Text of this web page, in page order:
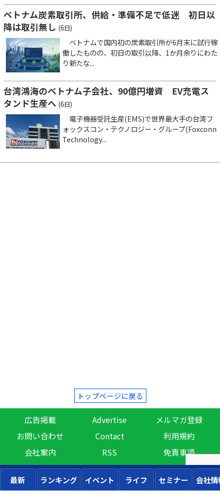
ベトナム炭素取引所、供給・準備不足で低迷 初日以
降は取引無し (6日)
ベトナムで国内初の炭素取引所が6月末に試行稼
働したものの、初日の取引以降、1か月余りにわた
り新たな...
台湾鴻海のベトナム子会社、90億円増資 EV充電ス
タンド生産へ (6日)
電子機器受託生産(EMS)で世界最大手の台湾フ
ォックスコン・テクノロジー・グループ(Foxconn
Technology...
トップページに戻る
広告掲載 Advertise
メルマガ登録
お問い合わせ
Contact
利用規約
会社案内
RSS 免責事項
最新 ランキング イベント ライフ セミナー 会社